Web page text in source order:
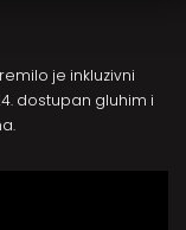
je inkluzivni
dostupan gluhim i